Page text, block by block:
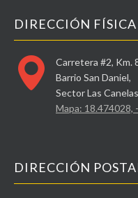
DIRECCIÓN FÍSICA
Carretera #2, Km.
Barrio San Daniel,
Sector Las
Mapa: 18.474028,
DIRECCIÓN